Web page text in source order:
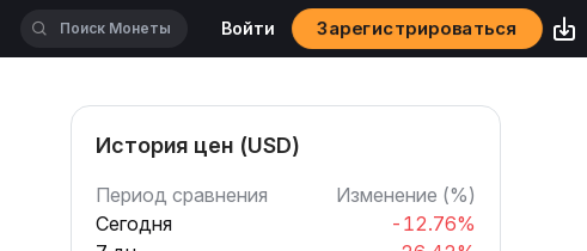
Войти Зарегистрироваться
История цен (USD)
Период сравнения
Изменение (%)
Сегодня
-12.76%